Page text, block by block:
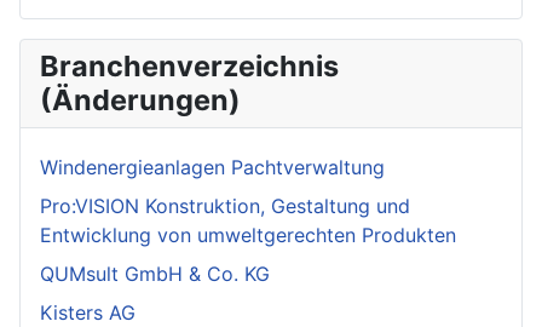
Branchenverzeichnis
(Änderungen)
Windenergieanlagen Pachtverwaltung
Pro:VISION Konstruktion, Gestaltung und
Entwicklung von umweltgerechten Produkten
QUMsult GmbH & Co. KG
Kisters AG